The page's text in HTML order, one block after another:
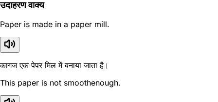
उदाहरण वाक्य
Paper is made in a paper mill.
कागज एक पेपर मिल में बनाया जाता है।
This paper is not smoothenough.